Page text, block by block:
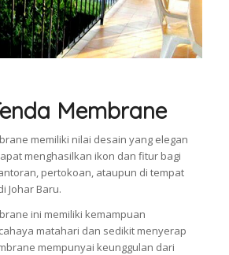
Membrane
memiliki nilai desain yang elegan
menghasilkan ikon dan fitur bagi
pertokoan, ataupun di tempat
Johar Baru.
ini memiliki kemampuan
matahari dan sedikit menyerap
mempunyai keunggulan dari